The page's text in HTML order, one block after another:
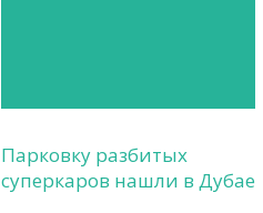
Парковку разбитых
суперкаров нашли в Дубае